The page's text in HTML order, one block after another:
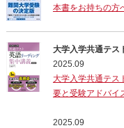
本書をお持ちの方
大学入学共通テス
2025.09
大学入学共通テス
要と受験アドバイ
2025.09